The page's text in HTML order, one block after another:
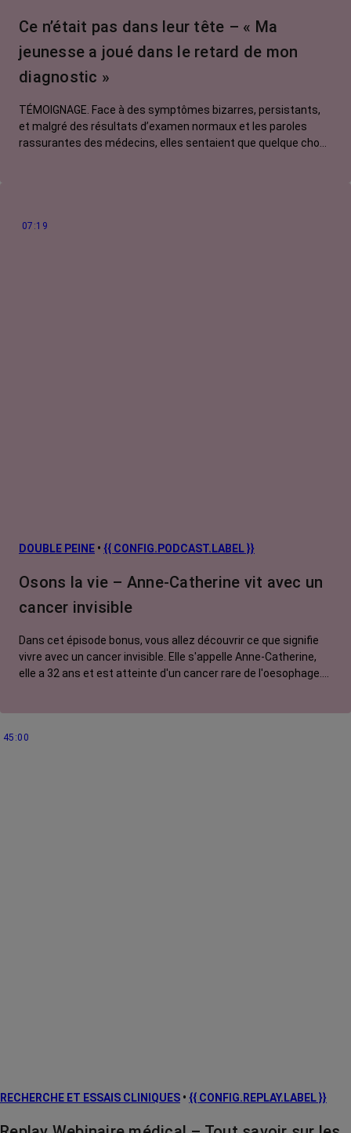
Ce n’était pas dans leur tête – « Ma
jeunesse a joué dans le retard de mon
diagnostic »
TÉMOIGNAGE. Face à des symptômes bizarres, persistants,
et malgré des résultats d’examen normaux et les paroles
rassurantes des médecins, elles sentaient que quelque chose
07:19
DOUBLE PEINE • {{ CONFIG.PODCAST.LABEL }}
Osons la vie – Anne-Catherine vit avec un
cancer invisible
Dans cet épisode bonus, vous allez découvrir ce que signifie
vivre avec un cancer invisible. Elle s'appelle Anne-Catherine,
elle a 32 ans et est atteinte d'un cancer rare de l'oesophage.
son cancer ne se voit pas. Pourtant, il génère nombre d'effets
45:00
RECHERCHE ET ESSAIS CLINIQUES • {{ CONFIG.REPLAY.LABEL }}